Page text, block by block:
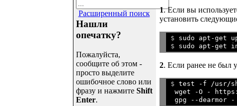
Расширенный поиск
Нашли
опечатку?
Пожалуйста,
сообщите об этом -
просто выделите
ошибочное слово или
фразу и нажмите Shift
Enter.
1. Если вы
установить
$ sudo apt-get
$
2. Если ранее не был
$ test -f /usr/
wget -O -